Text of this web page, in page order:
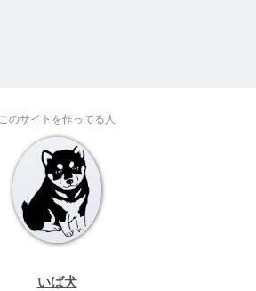
このサイトを作ってる人
いば犬